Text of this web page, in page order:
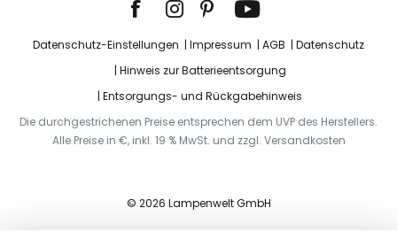
Datenschutz-Einstellungen Impressum AGB
Datenschutz
Hinweis zur Batterieentsorgung
Entsorgungs- und Rückgabehinweis
Die durchgestrichenen Preise entsprechen dem UVP des Herstellers.
Alle Preise in €, inkl. 19 % MwSt. und zzgl. Versandkosten
© 2026 Lampenwelt GmbH